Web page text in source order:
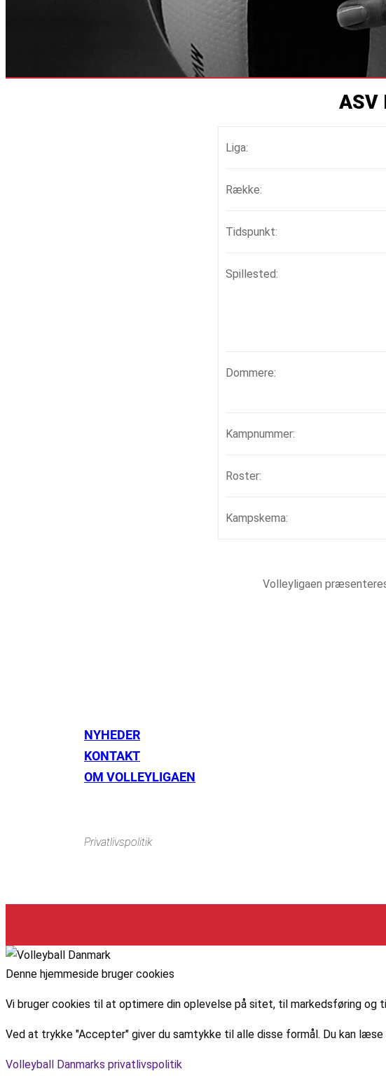
ASV
Liga:
Række:
Tidspunkt:
Spillested:
Dommere:
Kampnummer:
Roster:
Kampskema:
Volleyligaen
NYHEDER
KONTAKT
OM VOLLEYLIGAEN
Privatlivspolitik
Denne hjemmeside bruger cookies
Vi bruger cookies til at optimere din oplevelse på sitet, til markedsføring og
Ved at trykke "Accepter" giver du samtykke til alle disse formål. Du kan
Volleyball Danmarks privatlivspolitik